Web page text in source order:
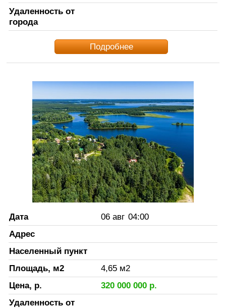
Удаленность от
города
Подробнее
Дата 06 авг 04:00
Адрес
Населенный пункт
Площадь, м2
4,65 м2
Цена, р.
320 000 000р.
Удаленность от